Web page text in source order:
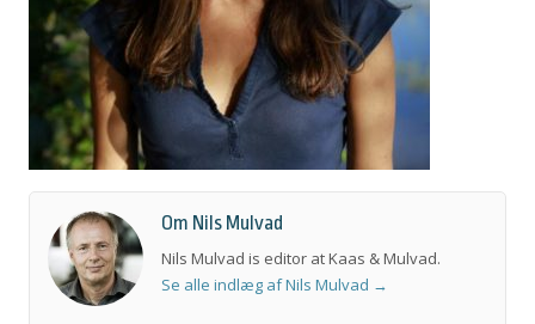
Om Nils Mulvad
Nils Mulvad is editor at Kaas & Mulvad.
Se alle indlæg af Nils Mulvad →